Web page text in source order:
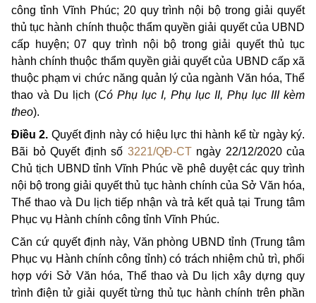
công tỉnh Vĩnh Phúc; 20 quy trình nội bộtrong giải quyết
thủ tục hành chính thuộc thẩm quyền giải quyết của UBND
cấp huyện; 07 quy trình nội bộ trong giải quyếtthủ tục
hành chính thuộc thẩm quyền giải quyết của UBND cấp xã
thuộc phạm vi chức năng quản lý của ngành Văn hóa, Thể
thao và Du lịch (Có Phụ lục I, Phụ lục II, Phụ lục III kèm
theo).
Điều 2. Quyết định này có hiệu lực thi hành kể từ ngày ký.
Bãi bỏ Quyết định số 3221/QĐ-CTngày 22/12/2020 của
Chủ tịch UBND tỉnh Vĩnh Phúc về phê duyệt các quy trình
nội bộ trong giải quyết thủ tục hành chính của Sở Văn hóa,
Thể thao và Du lịch tiếp nhận và trả kết quả tại Trung tâm
Phục vụ Hành chính công tỉnh Vĩnh Phúc.
Căn cứ quyết định này, Văn phòng UBND tỉnh (Trung tâm
Phục vụ Hành chính công tỉnh) có trách nhiệm chủ trì, phối
hợp với Sở Văn hóa, Thể thao và Du lịch xây dựng quy
trình điện tử giải quyết từng thủ tục hành chính trên phần